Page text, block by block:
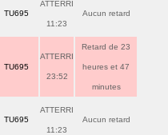
TU695
ATTERRI
11:23
Aucun retard
TU695
ATTERRI
23:52
Retard de 23
heures et 47
minutes
TU695
ATTERRI
11:23
Aucun retard